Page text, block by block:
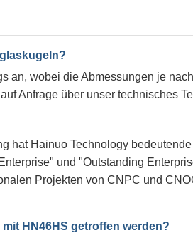
an, wobei die Abmessungen je
Anfrage über unser technisches
hat Hainuo Technology
und "Outstanding
Projekten von CNPC und
HN46HS getroffen werden?